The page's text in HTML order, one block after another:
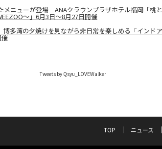
メニューが登場 ANAクラウンプラザホテル福岡「桃
～」6月3日～8月27日開催
博多湾の夕焼けを見ながら非日常を楽しめる「インド
Tweets by Qsyu_LOVEWalker
TOP ニュース